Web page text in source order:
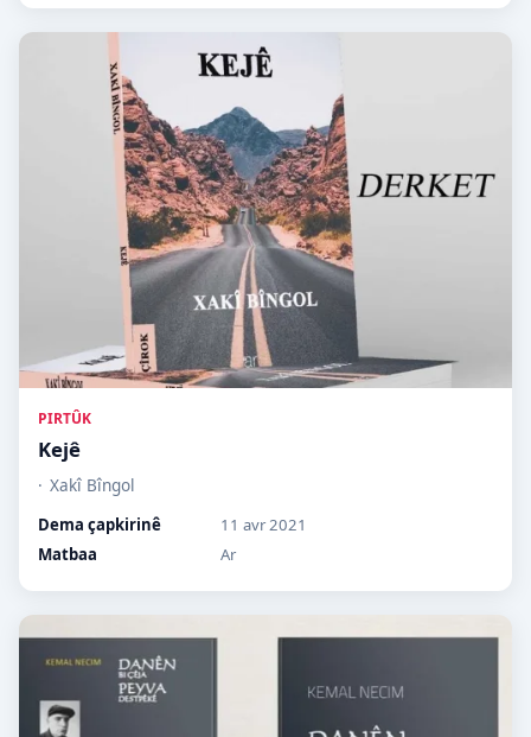
PIRTÛK
Kejê
Xakî Bîngol
Dema çapkirinê
11 avr 2021
Matbaa
Ar